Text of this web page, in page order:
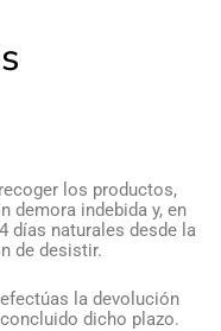
los productos,
demora indebida y, en
días naturales desde la
de desistir.
la devolución
dicho plazo.